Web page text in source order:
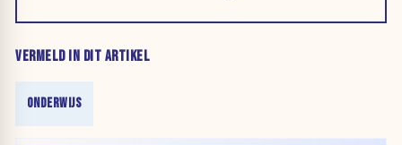
VERMELD IN DIT ARTIKEL
ONDERWIJS